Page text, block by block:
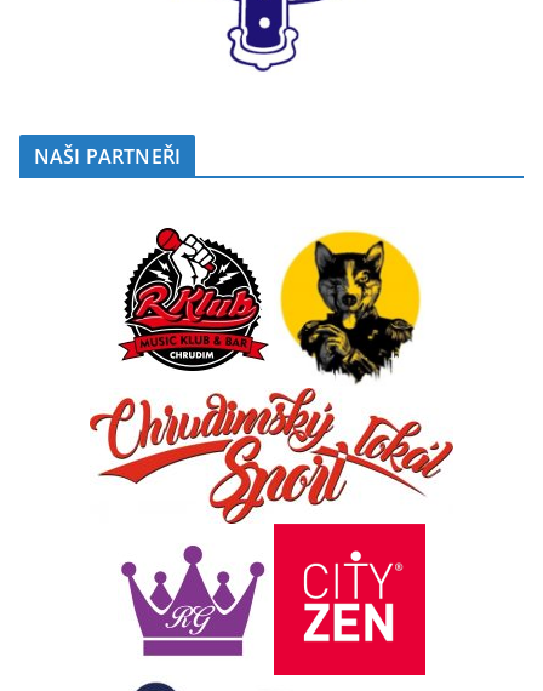
NAŠI PARTNEŘI